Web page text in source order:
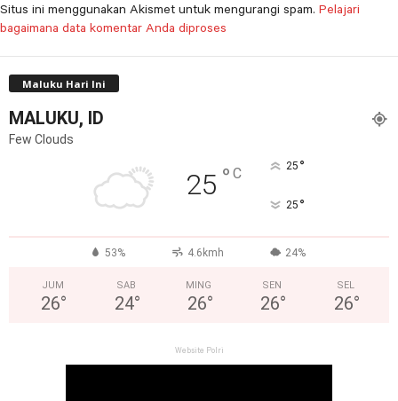
Situs ini menggunakan Akismet untuk mengurangi spam. Pelajari
bagaimana data komentar Anda diproses
Maluku Hari Ini
MALUKU, ID
Few Clouds
25 ° C 25 °
25 °
53% 4.6kmh 24%
JUM
26°
SAB
24°
MING
26°
SEN
26°
SEL
26°
Website Polri